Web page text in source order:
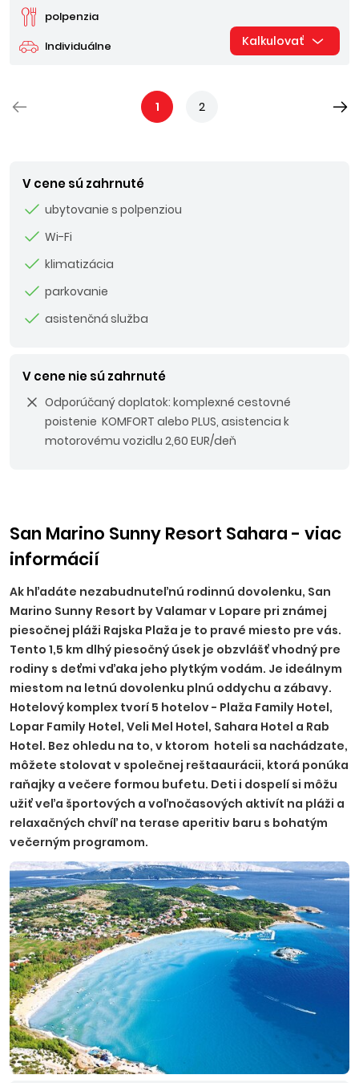
Individuálne
polpenzia
Kalkulovať
1 2
V cene sú zahrnuté
ubytovanie s polpenziou
Wi-Fi
klimatizácia
parkovanie
asistenčná služba
V cene nie sú zahrnuté
Odporúčaný doplatok: komplexné cestovné
poistenie KOMFORT alebo PLUS, asistencia k
motorovému vozidlu 2,60 EUR/deň
San Marino Sunny Resort Sahara - viac
informácií
Ak hľadáte nezabudnuteľnú rodinnú dovolenku, San
Marino Sunny Resort by Valamar v Lopare pri známej
piesočnej pláži Rajska Plaža je to pravé miesto pre vás.
Tento 1,5 km dlhý piesočný úsek je obzvlášť vhodný pre
rodiny s deťmi vďaka jeho plytkým vodám. Je ideálnym
miestom na letnú dovolenku plnú oddychu a zábavy.
Hotelový komplex tvorí 5 hotelov - Plaža Family Hotel,
Lopar Family Hotel, Veli Mel Hotel, Sahara Hotel a Rab
Hotel. Bez ohledu na to, v ktorom hoteli sa nachádzate,
môžete stolovat v společnej reštaaurácii, ktorá ponúka
raňajky a večere formou bufetu. Deti i dospelí si môžu
užiť veľa športových a voľnočasových aktivít na pláži a
relaxačných chvíľ na terase aperitiv baru s bohatým
večerným programom.